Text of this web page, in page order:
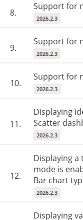
8.
Support for
2026.2.3
9.
Support for
2026.2.3
10.
Support for
2026.2.3
11.
Displaying
Scatter
2026.2.3
12.
Displaying a
mode is
Bar chart
2026.2.3
Displaying